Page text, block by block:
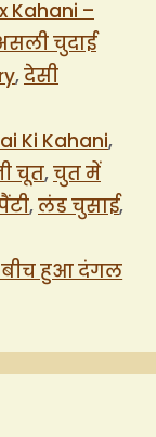
Kahani –
चुदाई
,देसी
Ki Kahani,
चूत,चुत में
,लंड चुसाई,
हुआ दंगल